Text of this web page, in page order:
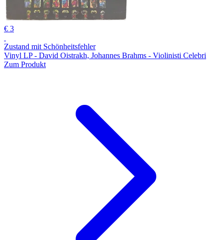
€ 3
Zustand mit Schönheitsfehler
Vinyl LP - David Oistrakh, Johannes Brahms - Violinisti Celebri
Zum Produkt